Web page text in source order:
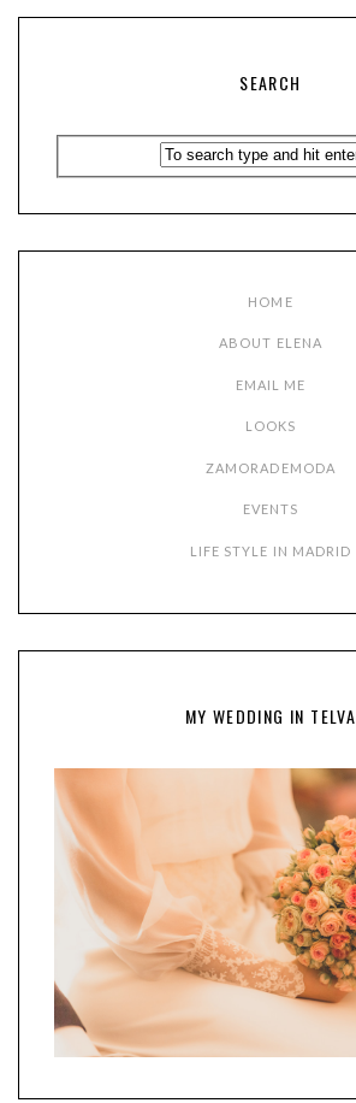
SEARCH
HOME
ABOUT ELENA
EMAIL ME
LOOKS
ZAMORADEMODA
EVENTS
LIFE STYLE IN MADRID
MY WEDDING IN TELVA